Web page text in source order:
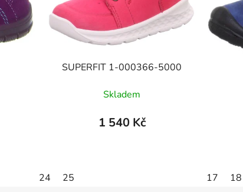
SUPERFIT 1-000366-5000
Skladem
1 540 Kč
24 25 17 18